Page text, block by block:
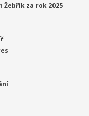
Žebřík za rok 2025